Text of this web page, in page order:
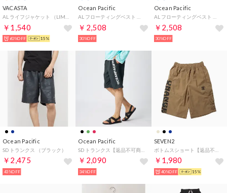
VACASTA
￥1,540
60%OFF 15%
Ocean Pacific
￥2,508
30%OFF
Ocean Pacific
￥2,508
30%OFF
Ocean Pacific
SD トランクス （ブラック）
￥2,475
43%OFF
Ocean Pacific
￥2,090
34%OFF
SEVEN2
￥1,980
40%OFF 15%